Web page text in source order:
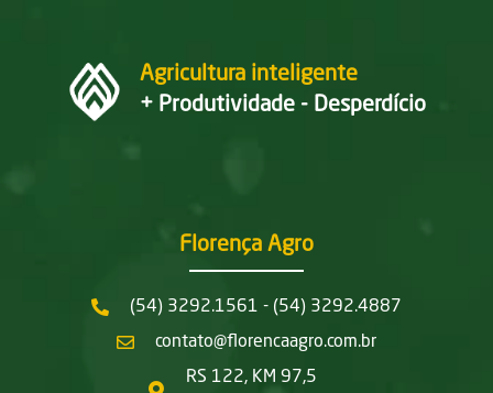
Agricultura inteligente
+ Produtividade - Desperdício
Florença Agro
(54) 3292.1561 - (54) 3292.4887
contato@florencaagro.com.br
RS 122, KM 97,5